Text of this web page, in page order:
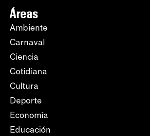
Áreas
Ambiente
Carnaval
Ciencia
Cotidiana
Cultura
Deporte
Economía
Educación